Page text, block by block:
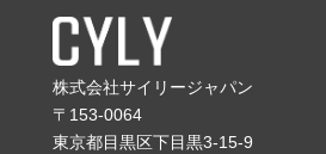
株式会社サイリージャパン
〒153-0064
東京都目黒区下目黒3-15-9